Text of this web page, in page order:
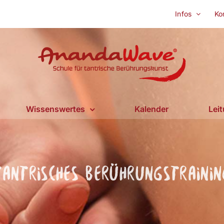
Infos
Wissenswertes Kalender